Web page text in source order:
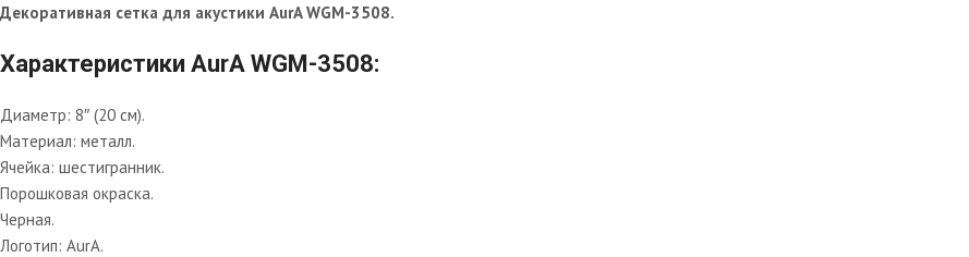
Декоративная сетка для акустики AurA WGM-3508.
Характеристики AurA WGM-3508:
Диаметр: 8″ (20 см).
Материал: металл.
Ячейка: шестигранник.
Порошковая окраска.
Черная.
Логотип: AurA.